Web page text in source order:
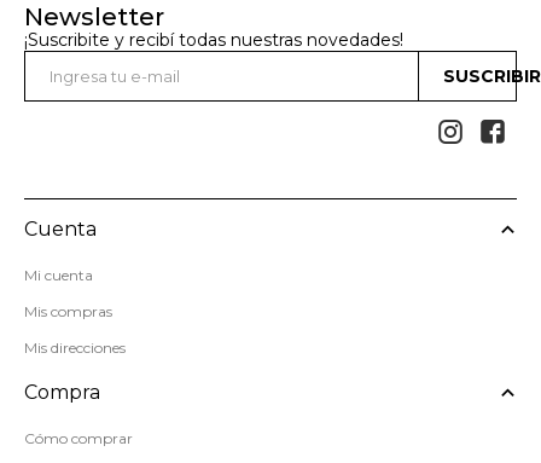
Newsletter
¡Suscribite y recibí todas nuestras novedades!
 
Cuenta
Mi cuenta
Mis compras
Mis direcciones
Compra
Cómo comprar